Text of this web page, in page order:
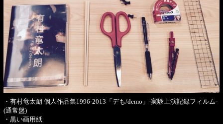
・有村竜太朗 個人作品集1996-2013「デも/demo」-実験上演記録フィルム-
(通常盤)
・黒い画用紙